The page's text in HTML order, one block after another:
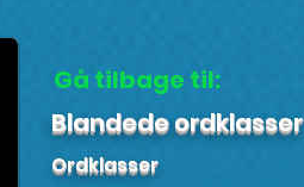
Gå tilbage til:
Blandede ordklasser
Ordklasser